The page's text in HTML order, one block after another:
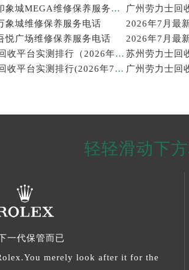
2026年7月最新劳力士温州鹿城印象城MEGA维修保养服务电话
象城维修保养服务电话
2026年7月最
悦广场维修保养服务电话
西安劳力士回收价格查询和靠谱回收平台实测排行（2026年7月最新）
武汉劳力士回收价格查询及各大回收平台实测排行(2026年7月最新数据)
轻轻滑动下
一代保管而已
merely look after it for the